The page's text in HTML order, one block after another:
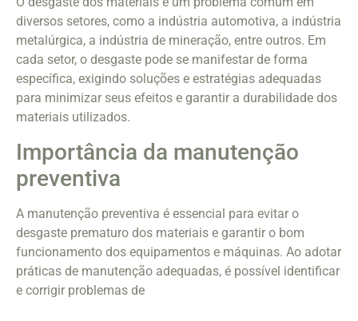
diversos setores, como a indústria automotiva, a indústria
metalúrgica, a indústria de mineração, entre outros. Em
cada setor, o desgaste pode se manifestar de forma
específica, exigindo soluções e estratégias adequadas
para minimizar seus efeitos e garantir a durabilidade dos
materiais utilizados.
Importância da manutenção
preventiva
A manutenção preventiva é essencial para evitar o
desgaste prematuro dos materiais e garantir o bom
funcionamento dos equipamentos e máquinas. Ao adotar
práticas de manutenção adequadas, é possível identificar
e corrigir problemas de